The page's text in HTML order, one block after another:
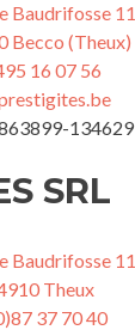
Baudrifosse 11
Becco (Theux)
16 07 56
134629
SRL
Baudrifosse 11
Theux
37 70 40